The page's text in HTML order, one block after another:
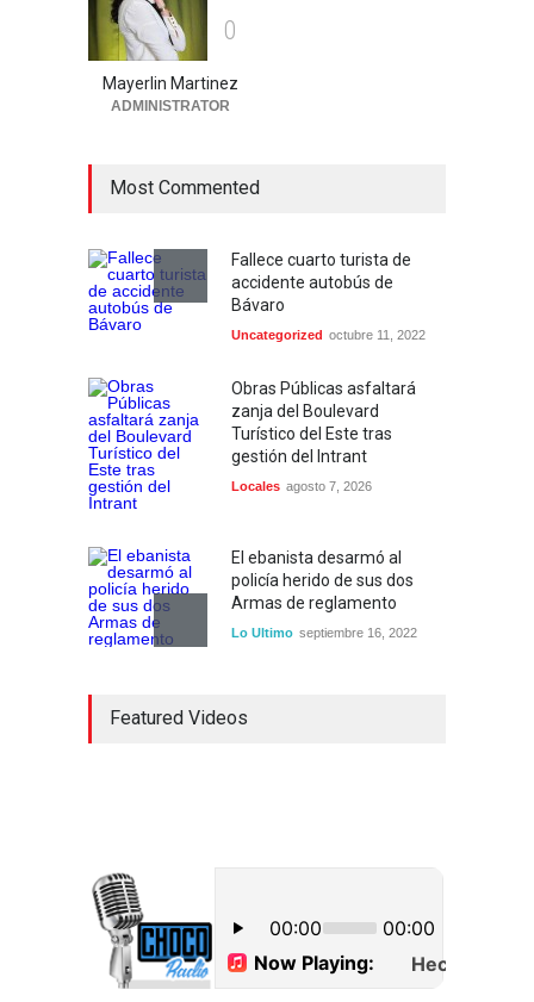
condición migratoria
Uncategorized
0
Mayerlin Martinez
ADMINISTRATOR
Most Commented
Fallece cuarto turista de
accidente autobús de
Bávaro
Uncategorized octubre 11, 2022
Obras Públicas asfaltará
zanja del Boulevard
Turístico del Este tras
gestión del Intrant
Locales agosto 7, 2026
El ebanista desarmó al
policía herido de sus dos
Armas de reglamento
Lo Ultimo septiembre 16, 2022
carretera Los Jusos-Río
cocaína en Higüey
Uncategorized
septiembre 17, 2022
Featured Videos